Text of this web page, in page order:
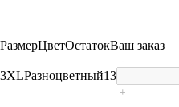
РазмерЦветОстатокВаш заказ
3XLРазноцветный13
-
+